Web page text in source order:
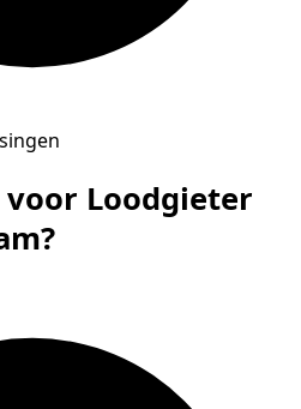
Loodgieter